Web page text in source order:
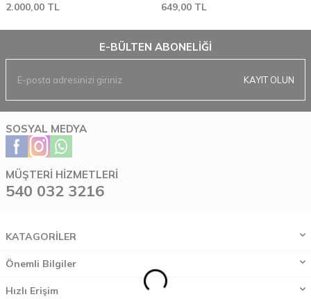
2.000,00 TL 649,00 TL
E-BÜLTEN ABONELIĞI
KAYIT OLUN
SOSYAL MEDYA
MÜŞTERI HIZMETLERI
540 032 3216
KATAGORİLER
Önemli Bilgiler
Hızlı Erişim